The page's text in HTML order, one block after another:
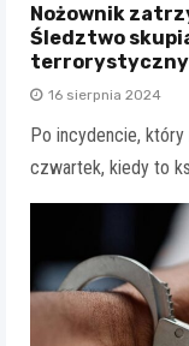
Nożownik
Śledztwo
16 sierpnia 2024
Po incydencie,
czwartek, kiedy to